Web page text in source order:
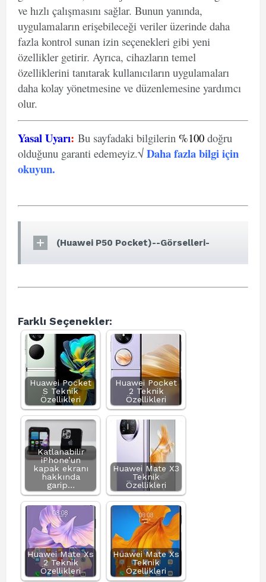
ve hızlı çalışmasını sağlar. Bunun yanında,
uygulamaların erişebileceği veriler üzerinde daha
fazla kontrol sunan izin seçenekleri gibi yeni
özellikler getirir. Ayrıca, cihazların temel
özelliklerini tanıtarak kullanıcıların uygulamaları
daha kolay yönetmesine ve düzenlemesine yardımcı
olur.
Yasal Uyarı: Bu sayfadaki bilgilerin %100 doğru
olduğunu garanti edemeyiz.√ Daha fazla bilgi için
okuyun.
(Huawei P50 Pocket)--Görselleri-
Farklı Seçenekler:
Huawei Pocket
S Teknik
Özellikleri
Huawei Pocket
2 Teknik
Özellikleri
Katlanabilir
iPhone’un
kapak ekranı
hakkında
garip…
Huawei Mate X3
Teknik
Özellikleri
Huawei Mate Xs
2 Teknik
Özellikleri
Huawei Mate Xs
Teknik
Özellikleri